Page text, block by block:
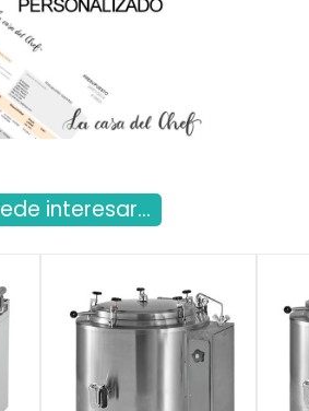
interesar...